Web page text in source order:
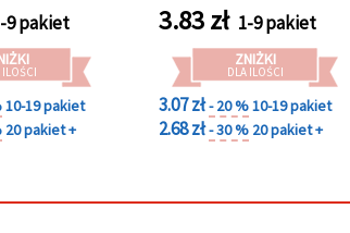
9 pakiet
ILOŚCI
10-19 pakiet
20 pakiet +
3.83zł 1-9 pakiet
ZNIŻKI
DLA ILOŚCI
3.07 zł- 20 %10-19 pakiet
2.68 zł- 30 % 20 pakiet +